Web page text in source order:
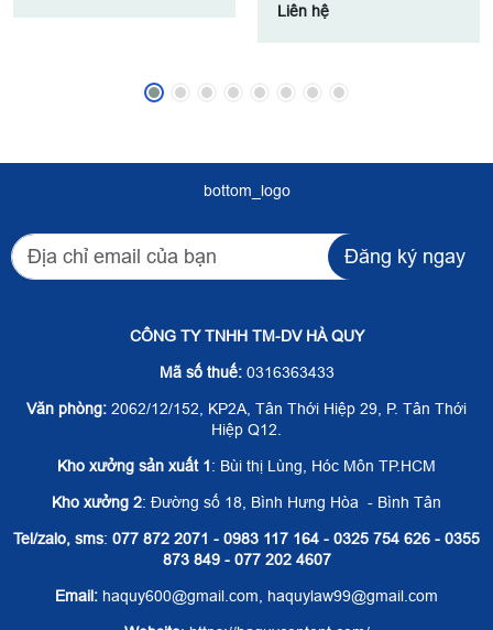
Liên hệ
bottom_logo
Đăng ký ngay
CÔNG TY TNHH TM-DV HÀ QUY
Mã số thuế:0316363433
Văn phòng: 2062/12/152, KP2A, Tân Thới Hiệp 29, P. Tân Thới
Hiệp Q12.
Kho xưởng sản xuất 1: Bùi thị Lùng, Hóc Môn TP.HCM
Kho xưởng 2: Đường số 18, Bình Hưng Hòa - Bình Tân
Tel/zalo, sms: 077 872 2071 - 0983 117 164 - 0325 754 626 - 0355
873 849 - 077 202 4607
Email: haquy600@gmail.com, haquylaw99@gmail.com